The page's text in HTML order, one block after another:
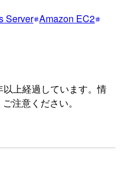
Server Amazon EC2
上経過しています。情
注意ください。